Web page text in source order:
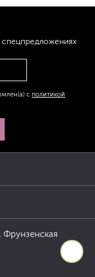
Фрунзенская
с политикой